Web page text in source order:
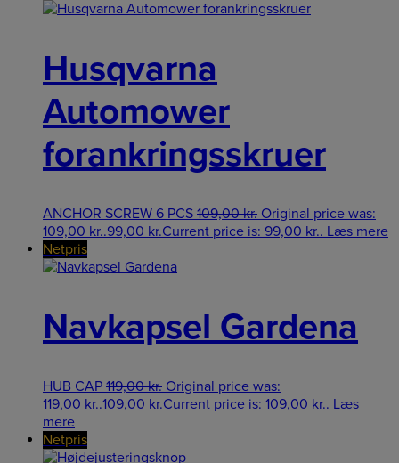
Husqvarna
Automower
forankringsskruer
ANCHOR SCREW 6 PCS 109,00kr. Original price was:
109,00 kr..99,00 kr.Current price is: 99,00 kr.. Læs mere
Netpris
Navkapsel Gardena
HUB CAP 119,00kr. Original price was:
119,00 kr..109,00 kr.Current price is: 109,00 kr.. Læs
mere
Netpris